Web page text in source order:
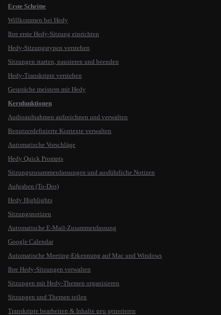
Erste Schritte
Willkommen bei Hedy
Ihre erste Hedy-Sitzung einrichten
Hedy-Sitzungstypen verstehen
Sitzungen starten, pausieren und beenden
Hedy-Transkripte verstehen
Gespräche meistern mit Hedy
Kernfunktionen
Audioaufnahmen aufzeichnen und verwalten
Benutzerdefinierte Kontexte verwalten
Automatische Vorschläge
Hedy Quick Prompts
Sitzungszusammenfassungen und ausführliche Notizen
Aufgaben (To-Dos)
Hedy Highlights
Sitzungsnotizen
Automatische E-Mail-Zusammenfassung
Google Calendar
Automatische Meeting-Erkennung auf Mac und Windows
Ihre Hedy-Sitzungen verwalten
Sitzungen mit Hedy-Themen organisieren
Sitzungen und Themen teilen
Transkripte bearbeiten & Inhalte neu generieren